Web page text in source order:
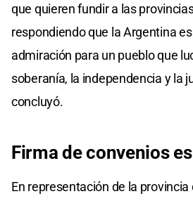
que quieren fundir a las
respondiendo que la Argentina
admiración para un pueblo que
soberanía, la independencia y la
concluyó.
Firma de convenios
En representación de la provincia